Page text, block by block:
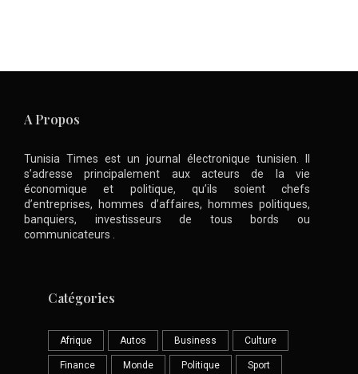
A Propos
Tunisia Times est un journal électronique tunisien. Il
s’adresse principalement aux acteurs de la vie
économique et politique, qu’ils soient chefs
d’entreprises, hommes d’affaires, hommes politiques,
banquiers, investisseurs de tous bords ou
communicateurs .
Catégories
Afrique Autos Business Culture
Finance Monde Politique Sport